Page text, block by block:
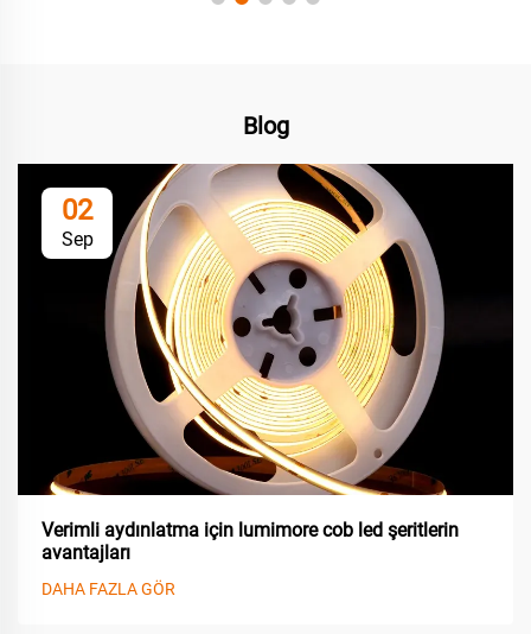
Blog
02
Sep
Verimli aydınlatma için lumimore cob led şeritlerin
avantajları
DAHA FAZLA GÖR